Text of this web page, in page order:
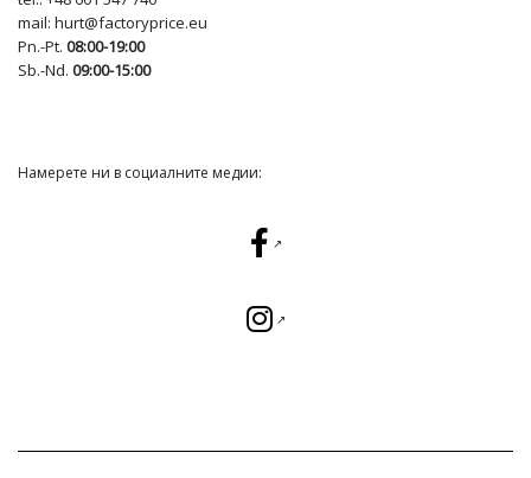
mail: hurt@factoryprice.eu
Pn.-Pt. 08:00-19:00
Sb.-Nd. 09:00-15:00
Намерете ни в социалните медии: